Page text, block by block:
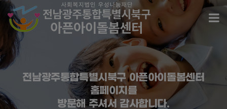
전남광주통합특별시북구 아픈아이돌봄센터
전남광주통합특별시북구 아픈아이돌봄센터
홈페이지를
방문해 주셔서 감사합니다.
전남광주통합특별시북구 아픈아이돌봄센터
홈페이지를
방문해 주셔서 감사합니다.
전남광주통합특별시북구 아픈아이돌봄센터
홈페이지를
방문해 주셔서 감사합니다.
전남광주통합특별시북구 아픈아이돌봄센터
홈페이지를
방문해 주셔서 감사합니다.